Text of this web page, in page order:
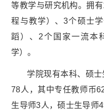
等教学与研究机构。拥
程与教学）、3个硕士
蹈）、2个国家一流本
学）。
学院现有本科、硕士
78人，其中专任教师币
生导师3人，硕士生导师